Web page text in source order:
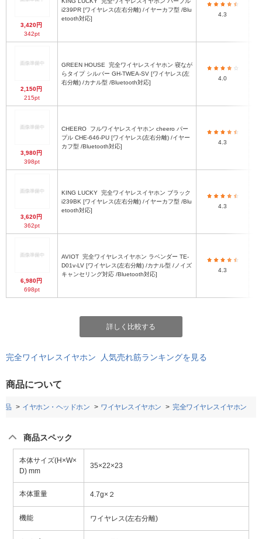
3,420円
342pt
i239PR [ワイヤレス(左右分離) /イヤーカフ型 /Blu
etooth対応]
4.3
2,150円
215pt
GREEN HOUSE
らタイプ シルバー GH-TWEA-SV [ワイヤレス(左
右分離) /カナル型 /Bluetooth対応]
4.0
3,980円
398pt
CHEERO
プル CHE-646-PU [ワイヤレス(左右分離) /イヤー
カフ型 /Bluetooth対応]
4.3
3,620円
362pt
KING LUCKY
i239BK [ワイヤレス(左右分離) /イヤーカフ型 /Blu
etooth対応]
4.3
6,980円
698pt
AVIOT
D01v-LV [ワイヤレス(左右分離) /カナル型 /ノイズ
キャンセリング対応 /Bluetooth対応]
4.3
詳しく比較する
完全ワイヤレスイヤホン 人気売れ筋ランキングを見る
商品について
品 イヤホン・ヘッドホン ワイヤレスイヤホン 完全ワイヤレスイヤホン
商品スペック
本体サイズ(H×W×
D) mm
35×22×23
本体重量 4.7g×２
機能 ワイヤレス(左右分離)